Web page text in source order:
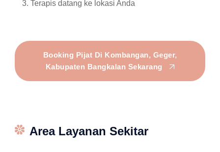
Terapis datang ke lokasi Anda
Booking Pijat Di Kombangan, Geger,
Kabupaten Bangkalan Sekarang
Area Layanan Sekitar